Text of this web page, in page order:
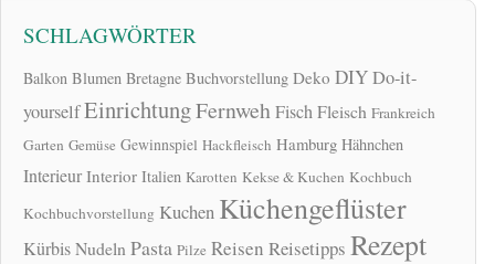
SCHLAGWÖRTER
Balkon Blumen Bretagne Buchvorstellung Deko DIYDo-it-
yourselfEinrichtungFernwehFischFleisch Frankreich
Garten Gemüse Gewinnspiel Hackfleisch Hamburg Hähnchen
Interieur Interior Italien Karotten Kekse & Kuchen Kochbuch
Kochbuchvorstellung Kuchen Küchengeflüster
KürbisNudeln Pasta Pilze Reisen Reisetipps Rezept